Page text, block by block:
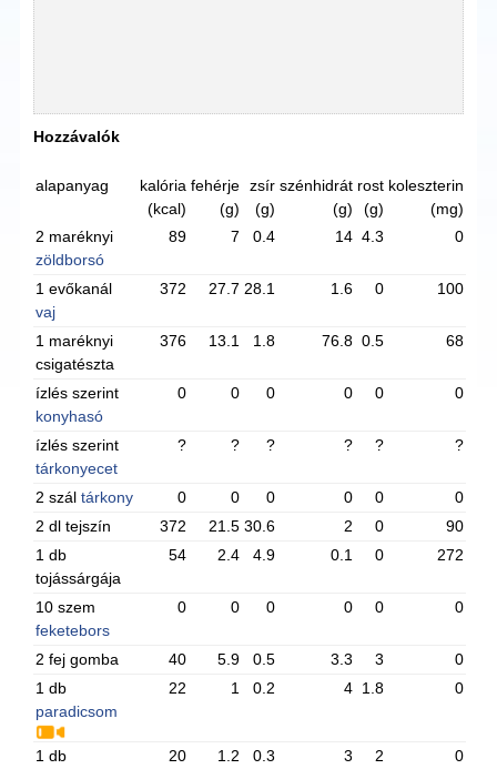
Hozzávalók
alapanyag
kalória
(kcal)
fehérje
(g)
zsír
(g)
szénhidrát
(g)
rost
(g)
koleszterin
(mg)
2 maréknyi
zöldborsó
89 7 0.4 14 4.3 0
1 evőkanál
vaj
372 27.7 28.1 1.6 0 100
1 maréknyi
csigatészta
376 13.1 1.8 76.8 0.5 68
ízlés szerint
konyhasó
0 0 0 0 0 0
ízlés szerint
tárkonyecet
? ? ? ? ? ?
2 száltárkony 0 0 0 0 0
0
2 dl tejszín
372 21.5 30.6 2 0
90
1 db
tojássárgája
54 2.4 4.9 0.1 0 272
10 szem
feketebors
0 0 0 0 0 0
2 fej gomba 40 5.9 0.5 3.3 3
0
1 db
paradicsom
22 1 0.2 4 1.8 0
1 db
20 1.2 0.3 3 2 0